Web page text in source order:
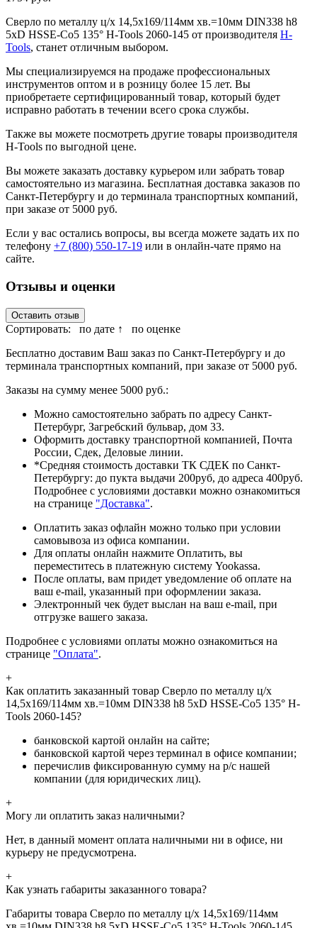
Сверло по металлу ц/х 14,5x169/114мм хв.=10мм DIN338 h8
5xD HSSE-Co5 135° H-Tools 2060-145 от производителя H-
Tools, станет отличным выбором.
Мы специализируемся на продаже профессиональных
инструментов оптом и в розницу более 15 лет. Вы
приобретаете сертифицированный товар, который будет
исправно работать в течении всего срока службы.
Также вы можете посмотреть другие товары производителя
H-Tools по выгодной цене.
Вы можете заказать доставку курьером или забрать товар
самостоятельно из магазина. Бесплатная доставка заказов по
Санкт-Петербургу и до терминала транспортных компаний,
при заказе от 5000 руб.
Если у вас остались вопросы, вы всегда можете задать их по
телефону +7 (800) 550-17-19 или в онлайн-чате прямо на
сайте.
Отзывы и оценки
Оставить отзыв
Сортировать: по дате ↑
по оценке
Бесплатно доставим Ваш заказ по Санкт-Петербургу и до
терминала транспортных компаний, при заказе от 5000 руб.
Заказы на сумму менее 5000 руб.:
Можно самостоятельно забрать по адресу Санкт-
Петербург, Загребский бульвар, дом 33.
Оформить доставку транспортной компанией, Почта
России, Сдек, Деловые линии.
*Средняя стоимость доставки ТК СДЕК по Санкт-
Петербургу: до пукта выдачи 200руб, до адреса 400руб.
Подробнее с условиями доставки можно ознакомиться
на странице "Доставка".
Оплатить заказ офлайн можно только при условии
самовывоза из офиса компании.
Для оплаты онлайн нажмите Оплатить, вы
переместитесь в платежную систему Yookassa.
После оплаты, вам придет уведомление об оплате на
ваш e-mail, указанный при оформлении заказа.
Электронный чек будет выслан на ваш e-mail, при
отгрузке вашего заказа.
Подробнее с условиями оплаты можно ознакомиться на
странице "Оплата".
+
Как оплатить заказанный товар Сверло по металлу ц/х
14,5x169/114мм хв.=10мм DIN338 h8 5xD HSSE-Co5 135° H-
Tools 2060-145?
банковской картой онлайн на сайте;
банковской картой через терминал в офисе компании;
перечислив фиксированную сумму на р/с нашей
компании (для юридических лиц).
+
Могу ли оплатить заказ наличными?
Нет, в данный момент оплата наличными ни в офисе, ни
курьеру не предусмотрена.
+
Как узнать габариты заказанного товара?
Габариты товара Сверло по металлу ц/х 14,5x169/114мм